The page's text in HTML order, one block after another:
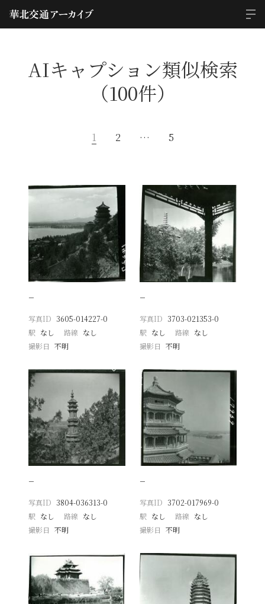
AIキャプション類似検索
（100件）
1 2 … 5
−
写真ID 3605-014227-0
駅 なし 路線 なし
撮影日
不明
−
写真ID 3703-021353-0
駅 なし 路線 なし
撮影日 不明
−
写真ID 3804-036313-0
駅 なし 路線 なし
撮影日
不明
−
写真ID 3702-017969-0
駅 なし 路線 なし
撮影日 不明